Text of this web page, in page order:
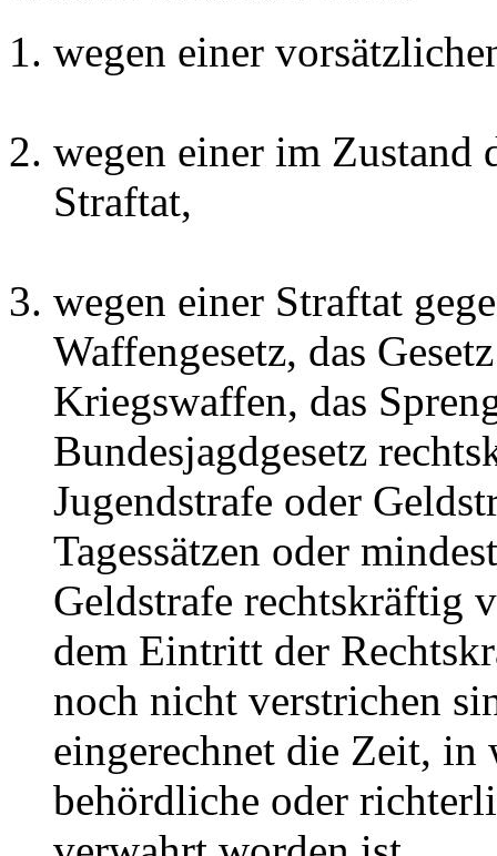
wegen einer
wegen einer im Zustand
Straftat,
wegen einer Straftat
Waffengesetz, das
Kriegswaffen, das
Bundesjagdgesetz
Jugendstrafe oder
Tagessätzen oder
Geldstrafe rechtskräftig
dem Eintritt der
noch nicht verstrichen
eingerechnet die Zeit, in
behördliche oder